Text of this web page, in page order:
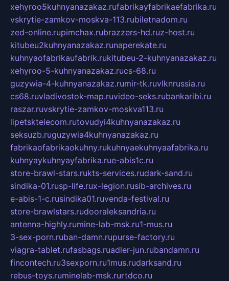
xehyroo5kuhnyanazakaz.rufabrikayfabrikaefabrika.ru
vskrytie-zamkov-moskva-113.rubiletnadom.ru
zed-online.rupimchax.rubrazzers-hd.ruz-host.ru
kitubeu2kuhnyanazakaz.runaperekate.ru
kuhnyaofabrikaufabrik.rukitubeu-2-kuhnyanazakaz.ru
xehyroo-5-kuhnyanazakaz.rucs-68.ru
guzywia-4-kuhnyanazakaz.rumir-tk.ruvlknrussia.ru
cs68.ruvladivostok-map.ruvideo-seks.rubankaribi.ru
raszar.ruvskrytie-zamkov-moskva113.ru
lipetsktelecom.rutovudyi4kuhnyanazakaz.ru
seksuzb.ruguzywia4kuhnyanazakaz.ru
fabrikaofabrikaokuhny.rukuhnyaekuhnyaafabrika.ru
kuhnyaykuhnyayfabrika.rue-abis1c.ru
store-brawl-stars.rukts-services.rudark-sand.ru
sindika-01.rusp-life.rux-legion.rusib-archives.ru
e-abis-1-c.rusindika01.ruvenda-festival.ru
store-brawlstars.rudooraleksandria.ru
antenna-highly.rumine-lab-msk.ru1-mus.ru
3-sex-porn.ruban-damn.rupurse-factory.ru
viagra-tablet.rufasbags.ruadler-jun.rubandamn.ru
fincontech.ru3sexporn.ru1mus.rudarksand.ru
rebus-toys.ruminelab-msk.rurtdco.ru